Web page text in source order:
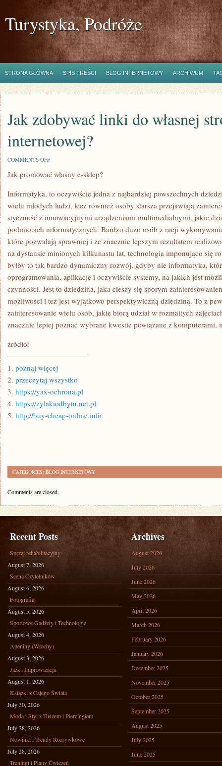
Turystyka, Podróże
STRONA GŁÓWNA SPIS TREŚCI BLOG INTERNETOWY ARCHIWUM
Jak zdobywać linki do własnej
internetowej?
COMMENTS OFFON
ZDOBYWAĆ
WŁASNEJ
STRONY
INTERNETOWEJ?
Jak promować własny e-sklep?
Informatyka, to oczywiście jedna z najbardziej powszechnych
wielu młodych ludzi, lecz również osoby starsza przejawiają
styczność z innowacyjnymi urządzeniami multimedialnymi, jakie
podmiotach informatycznych. Bardzo dużo osób z racji
które pozwalają sprawniej i ze znacznie lepszym rezultatem
na dystansie minionych kilkunastu lat, technologia imponująco się
byłby to tak bardzo dynamiczny rozwój, gdyby nie informatyka,
oprogramowania, aplikacje i oczywiście systemy, na jakich jest
czynności. Jest to dziedzina, jaka cieszy się sporym
możliwości i też jest wyjątkowo perspektywiczną dziedziną. To z
zainteresowanie wielu osób, jakie biorą udział w rozmaitych
znacznie lepiej poznać wybrane kwestie powiązane z komputerami,
źródło:
———————————
1. poznaj więcej
2. przeczytaj wszystko
3. https://yax-ochrona.pl
4. https://zylakiodbytu.net.pl
5. http://buy-cheap-online.info
CATEGORIES: BLOG INTERNETOWY
Comments are closed.
Recent Posts
Sprzęt rehabilitacyjny
August 7, 2026
Scena Czytelników
August 6, 2026
Fotografia
August 5, 2026
Sportowe Gadżety i Technologie
August 4, 2026
Apeniny (Włochy)
August 3, 2026
Jazz i Improwizacja
August 1, 2026
Książki z Całego Świata
July 30, 2026
Moda i Styl z Tuszem i Piercingiem
July 28, 2026
Nowinki i Trendy Rozrywkowe
July 28, 2026
Treningi i Plany Ćwiczeń
Archives
August 2026
July 2026
June 2026
May 2026
April 2026
March 2026
February 2026
January 2026
December 2025
November 2025
October 2025
September 2025
August 2025
July 2025
June 2025